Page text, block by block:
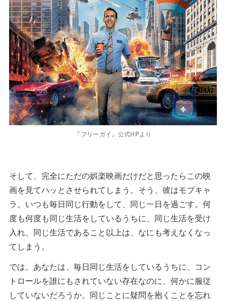
『フリーガイ』公式HPより
そして、完全にただの娯楽映画だけだと思ったらこの映
画を見てハッとさせられてしまう。そう、彼はモブキャ
ラ。いつも毎日同じ行動をして、同じ一日を過ごす。何
度も何度も同じ生活をしているうちに、同じ生活を受け
入れ、同じ生活であること以上は、なにも考えなくなっ
てしまう。
では、あなたは、毎日同じ生活をしているうちに、コン
トロールを誰にもされていない存在なのに、何かに服従
していないだろうか。同じことに疑問を抱くことを忘れ